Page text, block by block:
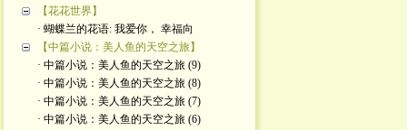
【花花世界】
· 蝴蝶兰的花语: 我爱你， 幸福向
【中篇小说：美人鱼的天空之旅】
· 中篇小说：美人鱼的天空之旅 (9)
· 中篇小说：美人鱼的天空之旅 (8)
· 中篇小说：美人鱼的天空之旅 (7)
· 中篇小说：美人鱼的天空之旅 (6)